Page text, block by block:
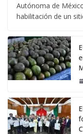
Autónoma de
habilitación de un